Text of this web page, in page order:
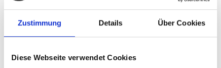
Zustimmung Details Über Cookies
Diese Webseite verwendet Cookies
MARILLENKNÖDEL